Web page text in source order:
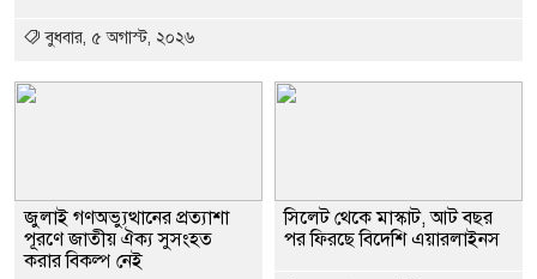
বুধবার, ৫ অগাস্ট, ২০২৬
জুলাই গণঅভ্যুত্থানের প্রত্যাশা
পূরণে জাতীয় ঐক্য সুসংহত
করার বিকল্প নেই
সিলেট থেকে মাস্কাট, আট বছর
পর ফিরছে বিদেশি এয়ারলাইনস